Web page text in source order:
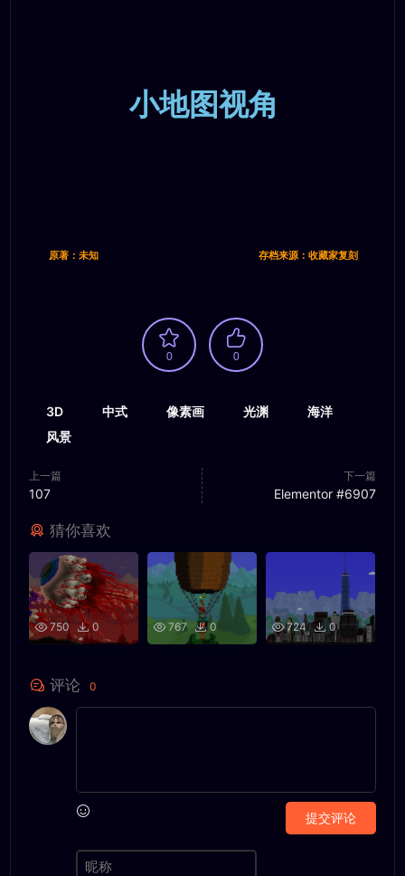
小地图视角
原著：未知 存档来源：收藏家复刻
0 0
3D 中式 像素画 光渊
海洋
风景
上一篇
107
下一篇
Elementor #6907
猜你喜欢
750 0 767 0 724 0
评论 0
提交评论